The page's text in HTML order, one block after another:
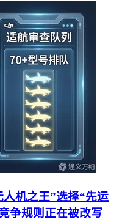
机之王”选择“先运
争规则正在被改写